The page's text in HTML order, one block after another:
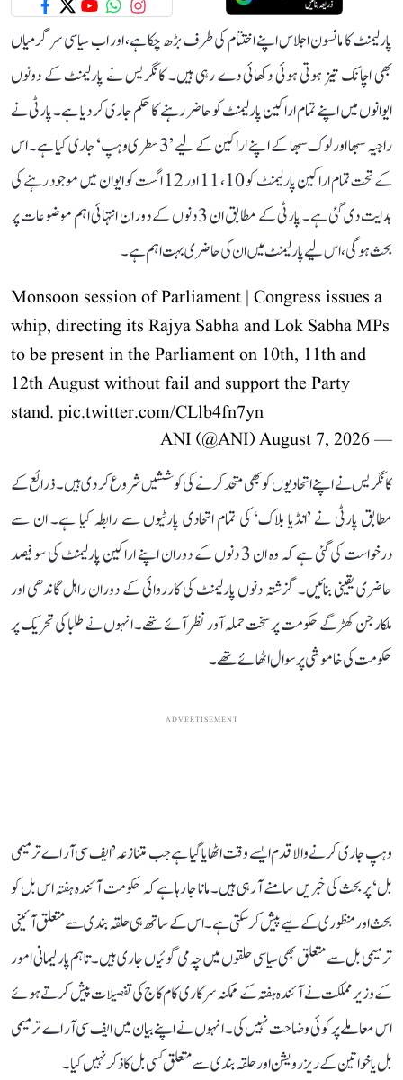
پارلیمنٹ کا مانسون اجلاس اپنے اختتام کی طرف بڑھ چکا ہے، اور اب سیاسی سرگرمیاں
بھی اچانک تیز ہوتی ہوئی دکھائی دے رہی ہیں۔ کانگریس نے پارلیمنٹ کے دونوں
ایوانوں میں اپنے تمام اراکین پارلیمنٹ کو حاضر رہنے کا حکم جاری کر دیا ہے۔ پارٹی نے
راجیہ سبھا اور لوک سبھا کے اپنے اراکین کے لیے ’3 سطری وہپ‘ جاری کیا ہے۔ اس
کے تحت تمام اراکین پارلیمنٹ کو 10، 11 اور 12 اگست کو ایوان میں موجود رہنے کی
ہدایت دی گئی ہے۔ پارٹی کے مطابق ان 3 دنوں کے دوران انتہائی اہم موضوعات پر
بحث ہوگی، اس لیے پارلیمنٹ میں ان کی حاضری بہت اہم ہے۔
Monsoon session of Parliament | Congress issues a
whip, directing its Rajya Sabha and Lok Sabha MPs
to be present in the Parliament on 10th, 11th and
12th August without fail and support the Party
stand. pic.twitter.com/CLlb4fn7yn
— ANI (@ANI)
August 7, 2026
کانگریس نے اپنے اتحادیوں کو بھی متحد کرنے کی کوششیں شروع کر دی ہیں۔ ذرائع کے
مطابق پارٹی نے ’انڈیا بلاک‘ کی تمام اتحادی پارٹیوں سے رابطہ کیا ہے۔ ان سے
درخواست کی گئی ہے کہ وہ ان 3 دنوں کے دوران اپنے اراکین پارلیمنٹ کی سو فیصد
حاضری یقینی بنائیں۔ گزشتہ دنوں پارلیمنٹ کی کارروائی کے دوران راہل گاندھی اور
ملکارجن کھڑگے حکومت پر سخت حملہ آور نظر آئے تھے۔ انہوں نے طلبا کی تحریک پر
حکومت کی خاموشی پر سوال اٹھائے تھے۔
ADVERTISEMENT
وہپ جاری کرنے والا قدم ایسے وقت اٹھایا گیا ہے جب متنازعہ ’ایف سی آر اے ترمیمی
بل‘ پر بحث کی خبریں سامنے آ رہی ہیں۔ مانا جا رہا ہے کہ حکومت آئندہ ہفتہ اس بل کو
بحث اور منظوری کے لیے پیش کر سکتی ہے۔ اس کے ساتھ ہی حلقہ بندی سے متعلق آئینی
ترمیمی بل سے متعلق بھی سیاسی حلقوں میں چہ می گوئیاں جاری ہیں۔ تاہم پارلیمانی امور
کے وزیر مملکت نے آئندہ ہفتہ کے ممکنہ سرکاری کام کاج کی تفصیلات پیش کرتے ہوئے
اس معاملے پر کوئی وضاحت نہیں کی۔ انہوں نے اپنے بیان میں ایف سی آر اے ترمیمی
بل یا خواتین کے ریزرویشن اور حلقہ بندی سے متعلق کسی بل کا ذکر نہیں کیا۔